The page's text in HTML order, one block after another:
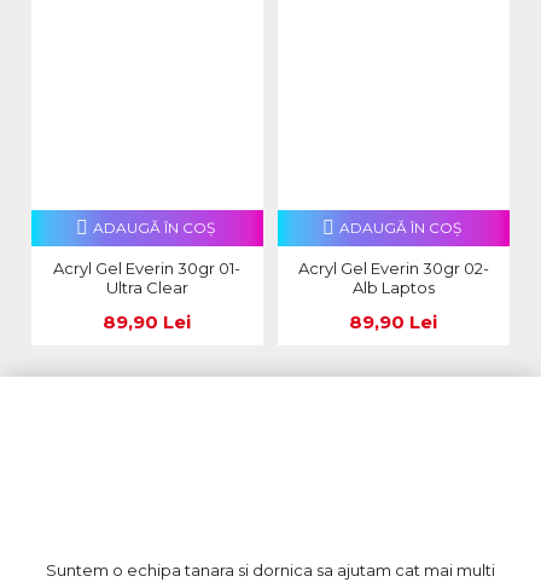
Acryl Gel Everin 30gr 01-
Ultra Clear
89,90 Lei
ADAUGĂ ÎN COŞ
Acryl Gel Everin 30gr 02-
Alb Laptos
89,90 Lei
ADAUGĂ ÎN COŞ
Suntem o echipa tanara si dornica sa ajutam cat mai multi